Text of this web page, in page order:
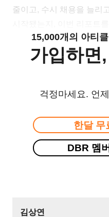
줄이고, 수시 채용을 늘리
15,000개의 아티
가입하면
걱정마세요. 언
한달 무
DBR 멤
김상연